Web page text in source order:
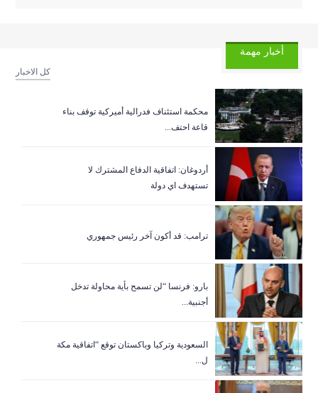
أخبار مهمة
كل الاخبار
‏محكمة استئناف فدرالية أميركية توقف بناء
قاعة احتف...
أردوغان: اتفاقية الدفاع المشترك لا
تستهدف اي دولة
ترامب: قد أكون آخر رئيس جمهوري
بارو: فرنسا “لن تسمح بأية محاولة تدخل
أجنبية...
السعودية وتركيا وباكستان توقع “اتفاقية مكة
ل...